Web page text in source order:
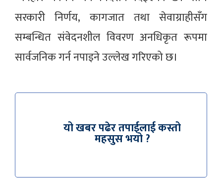
सरकारी निर्णय, कागजात तथा सेवाग्राहीसँग
सम्बन्धित संवेदनशील विवरण अनधिकृत रूपमा
सार्वजनिक गर्न नपाइने उल्लेख गरिएको छ।
यो खबर पढेर तपाईलाई कस्तो
महसुस भयो ?